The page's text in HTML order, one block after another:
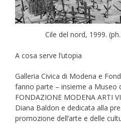
Cile del nord, 1999.
A cosa serve l’utopia
Galleria Civica di Modena e
fanno parte – insieme a Museo
FONDAZIONE MODENA ARTI
Diana Baldon e dedicata alla
promozione dell’arte e delle